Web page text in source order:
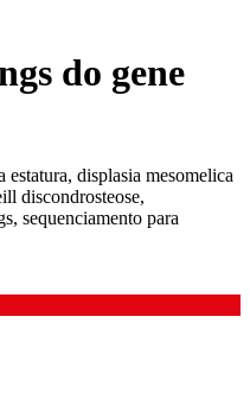
do gene
estatura, displasia mesomelica
discondrosteose,
sequenciamento para